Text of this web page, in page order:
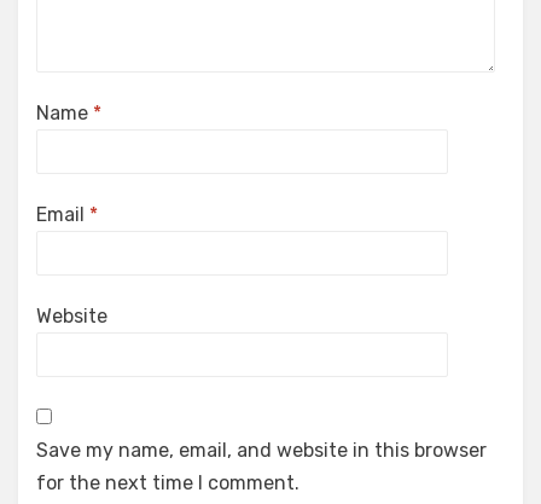
Name *
Email *
Website
Save my name, email, and website in this browser
for the next time I comment.